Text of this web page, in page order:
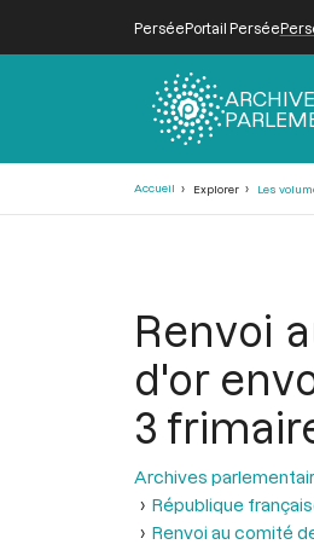
PerséePortail Persée
Accueil Explorer Les
Renvoi
d'or
3
Archives
République
Renvoi au comité